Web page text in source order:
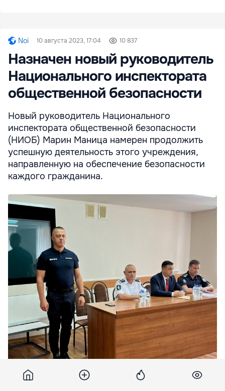
Noi 10 августа 2023, 17:04 10 837
Назначен новый руководитель
Национального инспектората
общественной безопасности
Новый руководитель Национального
инспектората общественной безопасности
(НИОБ) Марин Маница намерен продолжить
успешную деятельность этого учреждения,
направленную на обеспечение безопасности
каждого гражданина.